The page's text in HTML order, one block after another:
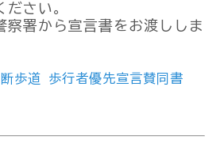
さい。
ら宣言書をお渡ししま
断歩道 歩行者優先宣言賛同書